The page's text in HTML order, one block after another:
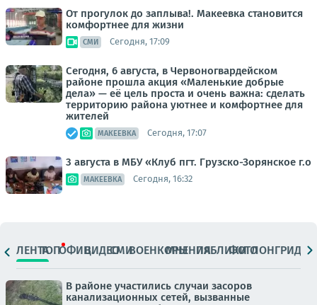
От прогулок до заплыва!. Макеевка становится
комфортнее для жизни
СМИ Сегодня, 17:09
Сегодня, 6 августа, в Червоногвардейском
районе прошла акция «Маленькие добрые
дела» — её цель проста и очень важна: сделать
территорию района уютнее и комфортнее для
жителей
МАКЕЕВКА Сегодня, 17:07
3 августа в МБУ «Клуб пгт. Грузско-Зорянское г.о
МАКЕЕВКА Сегодня, 16:32
ЛЕНТАТОПОФИЦ.ВИДЕОСМИВОЕНКОРЫМНЕНИЯПАБЛИКИ
ФОТОЛОНГРИДЫ
В районе участились случаи засоров
канализационных сетей, вызванные